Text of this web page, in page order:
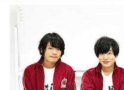
2.5次元
最新記事一覧
アニメ記事一覧
アニメ映画一覧